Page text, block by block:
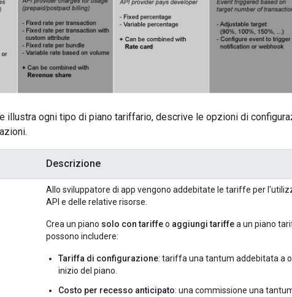
illustra ogni tipo di piano tariffario, descrive le opzioni di
Descrizione
Allo sviluppatore di app vengono addebitate le tariffe per
API e delle relative risorse.
Crea un piano solo con tariffeo aggiungi tariffea un piano
possono includere:
Tariffa di configurazione: tariffa una tantum addebitata a
inizio del piano.
Costo per recesso anticipato: una commissione una